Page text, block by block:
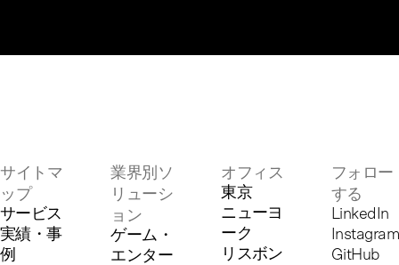
サイトマ
ップ
サービス
実績・事
例
業界別ソ
リューシ
ョン
ゲーム・
エンター
オフィス
東京
ニューヨ
ーク
リスボン
フォロー
する
LinkedIn
Instagram
GitHub